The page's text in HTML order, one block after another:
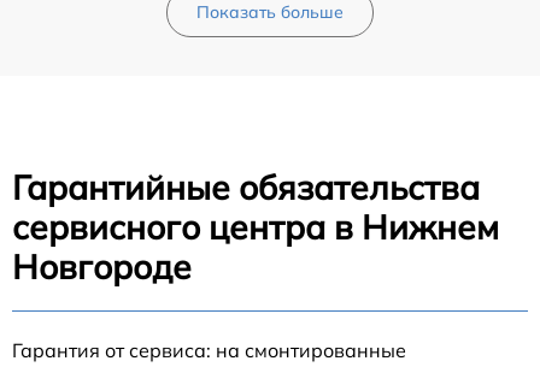
Показать больше
Гарантийные обязательства
сервисного центра в Нижнем
Новгороде
Гарантия от сервиса: на смонтированные